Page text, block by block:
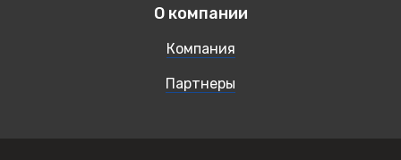
О компании
Компания
Партнеры